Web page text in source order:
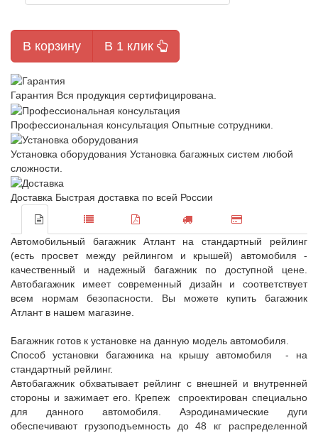
В корзину В 1 клик
Гарантия Вся продукция сертифицирована.
Профессиональная консультация Опытные сотрудники.
Установка оборудования Установка багажных систем любой
сложности.
Доставка Быстрая доставка по всей России
Автомобильный багажник Атлант на стандартный рейлинг
(есть просвет между рейлингом и крышей) автомобиля -
качественный и надежный багажник по доступной цене.
Автобагажник имеет современный дизайн и соответствует
всем нормам безопасности. Вы можете купить багажник
Атлант в нашем магазине.
Багажник готов к установке на данную модель автомобиля.
Способ установки багажника на крышу автомобиля - на
стандартный рейлинг.
Автобагажник обхватывает рейлинг с внешней и внутренней
стороны и зажимает его. Крепеж спроектирован специально
для данного автомобиля. Аэродинамические дуги
обеспечивают грузоподъемность до 48 кг распределенной